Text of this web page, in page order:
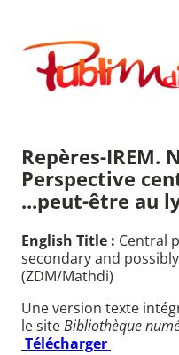
contenu
Publimath
Repères-IREM.
Perspective
...peut-être au
English Title : Central
secondary and
(ZDM/Mathdi)
Une version texte
le siteBibliothèque
Télécharger